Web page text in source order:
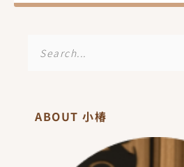
ABOUT 小椿